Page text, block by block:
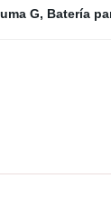
G, Batería